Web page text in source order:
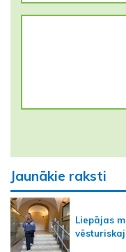
Jaunākie raksti
Liepājas